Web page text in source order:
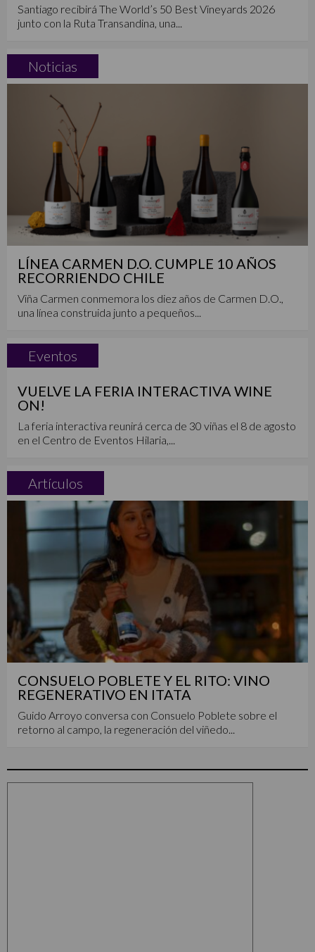
Santiago recibirá The World’s 50 Best Vineyards 2026
junto con la Ruta Transandina, una...
Noticias
LÍNEA CARMEN D.O. CUMPLE 10 AÑOS
RECORRIENDO CHILE
Viña Carmen conmemora los diez años de Carmen D.O.,
una línea construida junto a pequeños...
Eventos
VUELVE LA FERIA INTERACTIVA WINE
ON!
La feria interactiva reunirá cerca de 30 viñas el 8 de agosto
en el Centro de Eventos Hilaria,...
Artículos
CONSUELO POBLETE Y EL RITO: VINO
REGENERATIVO EN ITATA
Guido Arroyo conversa con Consuelo Poblete sobre el
retorno al campo, la regeneración del viñedo...